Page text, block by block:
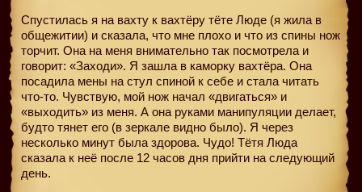
Спустилась я на вахту к вахтёру тёте Люде (я жила в
общежитии) и сказала, что мне плохо и что из спины нож
торчит. Она на меня внимательно так посмотрела и
говорит: «Заходи». Я зашла в каморку вахтёра. Она
посадила мены на стул спиной к себе и стала читать
что-то. Чувствую, мой нож начал «двигаться» и
«выходить» из меня. А она руками манипуляции делает,
будто тянет его (в зеркале видно было). Я через
несколько минут была здорова. Чудо! Тётя Люда
сказала к неё после 12 часов дня прийти на следующий
день.